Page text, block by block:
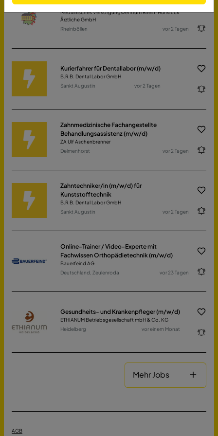
Medizinischer Fachangestellter (m/w/d)
Medizinisches Versorgungszentrum Rhein-Hunsrück
Ärztliche GmbH
Rheinböllen
vor 2 Tagen
Kurierfahrer für Dentallabor (m/w/d)
B.R.B. Dental Labor GmbH
Sankt Augustin
vor 2 Tagen
Zahnmedizinische Fachangestellte
Behandlungsassistenz (m/w/d)
ZA Ulf Aschenbrenner
Delmenhorst
vor 2 Tagen
Zahntechniker/in (m/w/d) für
Kunststofftechnik
B.R.B. Dental Labor GmbH
Sankt Augustin
vor 2 Tagen
Online-Trainer / Video-Experte mit
Fachwissen Orthopädietechnik (m/w/d)
Bauerfeind AG
Deutschland, Zeulenroda
vor 23 Tagen
Gesundheits- und Krankenpfleger (m/w/d)
ETHIANUM Betriebsgesellschaft mbH & Co. KG
Heidelberg
vor einem Monat
Mehr Jobs
AGB